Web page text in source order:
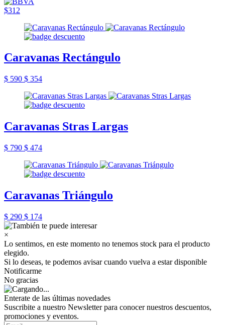
$312
Caravanas Rectángulo
$ 590 $ 354
Caravanas Stras Largas
$ 790 $ 474
Caravanas Triángulo
$ 290 $ 174
×
Lo sentimos, en este momento no tenemos stock para el producto
elegido.
Si lo deseas, te podemos avisar cuando vuelva a estar disponible
Notificarme
No gracias
Enterate de las últimas novedades
Suscribite a nuestro Newsletter para conocer nuestros descuentos,
promociones y eventos.